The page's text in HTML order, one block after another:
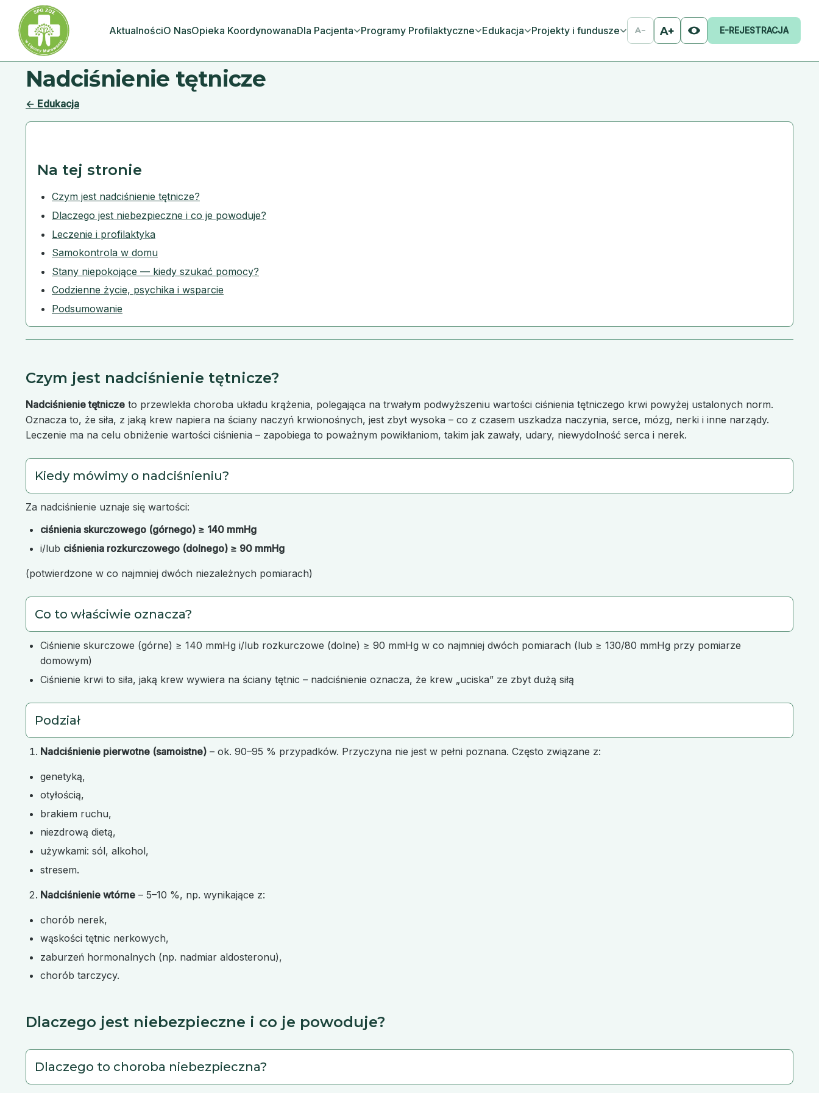
AktualnościO NasOpieka KoordynowanaDla Pacjenta Programy Profilaktyczne Edukacja Projekty i fundusze A− A+ E-REJESTRACJA
Nadciśnienie tętnicze
← Edukacja
Na tej stronie
Czym jest nadciśnienie tętnicze?
Dlaczego jest niebezpieczne i co je powoduje?
Leczenie i profilaktyka
Samokontrola w domu
Stany niepokojące — kiedy szukać pomocy?
Codzienne życie, psychika i wsparcie
Podsumowanie
Czym jest nadciśnienie tętnicze?
Nadciśnienie tętnicze to przewlekła choroba układu krążenia, polegająca na trwałym podwyższeniu wartości ciśnienia tętniczego krwi powyżej ustalonych norm.
Oznacza to, że siła, z jaką krew napiera na ściany naczyń krwionośnych, jest zbyt wysoka – co z czasem uszkadza naczynia, serce, mózg, nerki i inne narządy.
Leczenie ma na celu obniżenie wartości ciśnienia – zapobiega to poważnym powikłaniom, takim jak zawały, udary, niewydolność serca i nerek.
Kiedy mówimy o nadciśnieniu?
Za nadciśnienie uznaje się wartości:
ciśnienia skurczowego (górnego) ≥ 140 mmHg
i/lub ciśnienia rozkurczowego (dolnego) ≥ 90 mmHg
(potwierdzone w co najmniej dwóch niezależnych pomiarach)
Co to właściwie oznacza?
Ciśnienie skurczowe (górne) ≥ 140 mmHg i/lub rozkurczowe (dolne) ≥ 90 mmHg w co najmniej dwóch pomiarach (lub ≥ 130/80 mmHg przy pomiarze
domowym)
Ciśnienie krwi to siła, jaką krew wywiera na ściany tętnic – nadciśnienie oznacza, że krew „uciska” ze zbyt dużą siłą
Podział
Nadciśnienie pierwotne (samoistne) – ok. 90–95 % przypadków. Przyczyna nie jest w pełni poznana. Często związane z:
genetyką,
otyłością,
brakiem ruchu,
niezdrową dietą,
używkami: sól, alkohol,
stresem.
Nadciśnienie wtórne – 5–10 %, np. wynikające z:
chorób nerek,
wąskości tętnic nerkowych,
zaburzeń hormonalnych (np. nadmiar aldosteronu),
chorób tarczycy.
Dlaczego jest niebezpieczne i co je powoduje?
Dlaczego to choroba niebezpieczna?